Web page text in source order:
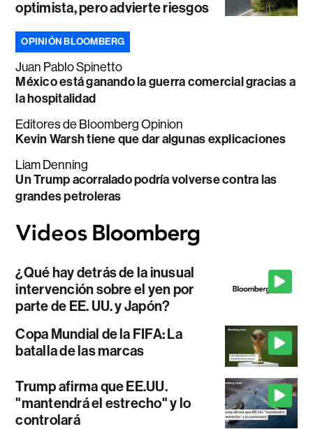
optimista, pero advierte riesgos
OPINIÓN BLOOMBERG
Juan Pablo Spinetto
México está ganando la guerra comercial gracias a
la hospitalidad
Editores de Bloomberg Opinion
Kevin Warsh tiene que dar algunas explicaciones
Liam Denning
Un Trump acorralado podría volverse contra las
grandes petroleras
¿Qué hay detrás de la inusual
intervención sobre el yen por
parte de EE. UU. y Japón?
Copa Mundial de la FIFA: La
batalla de las marcas
Trump afirma que EE.UU.
"mantendrá el estrecho" y lo
controlará